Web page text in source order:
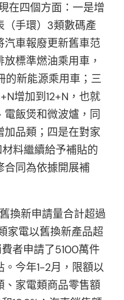
在四個方面：一是增
（手環）3類數碼產
汽車報廢更新舊車范
標準燃油乘用車，
的新能源乘用車；三
增加到12+N，也就
飯煲和微波爐，同
加品類；四是在對家
料繼續給予補貼的
合同為依據開展補
換新申請量合計超過
家電以舊換新產品超
者申請了5100萬件
今年1-2月，限額以
、家電類商品零售額